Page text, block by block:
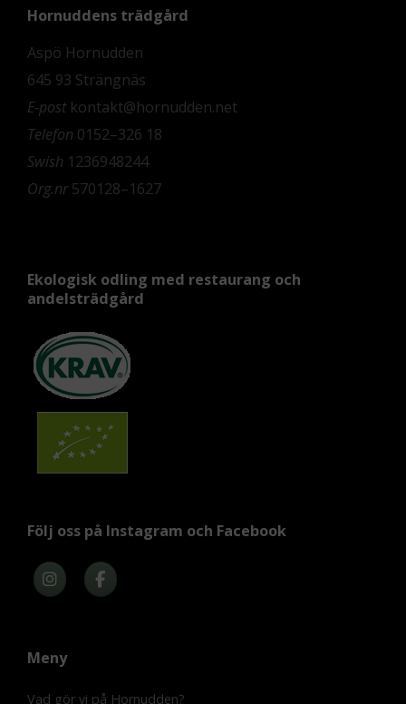
Hornuddens trädgård
Aspö Hornudden
645 93 Strängnäs
E-postkontakt@hornudden.net
Telefon 0152–326 18
Swish 1236948244
Org.nr570128–1627
Ekologisk odling med restaurang och
andelsträdgård
Följ oss på Instagram och Facebook
Meny
Vad gör vi på Hornudden?